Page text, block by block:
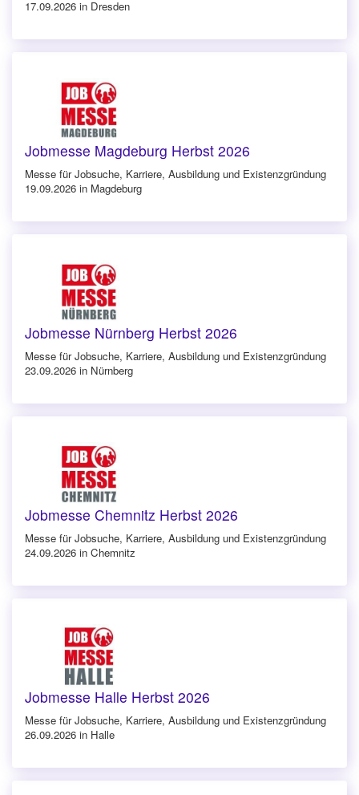
17.09.2026 in Dresden
Jobmesse Magdeburg Herbst 2026
Messe für Jobsuche, Karriere, Ausbildung und Existenzgründung
19.09.2026 in Magdeburg
Jobmesse Nürnberg Herbst 2026
Messe für Jobsuche, Karriere, Ausbildung und Existenzgründung
23.09.2026 in Nürnberg
Jobmesse Chemnitz Herbst 2026
Messe für Jobsuche, Karriere, Ausbildung und Existenzgründung
24.09.2026 in Chemnitz
Jobmesse Halle Herbst 2026
Messe für Jobsuche, Karriere, Ausbildung und Existenzgründung
26.09.2026 in Halle